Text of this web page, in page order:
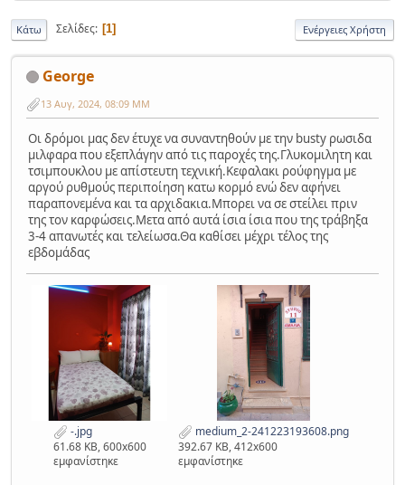
Κάτω Σελίδες 1 Ενέργειες Χρήστη
George
13 Αυγ, 2024, 08:09 ΜΜ
Οι δρόμοι μας δεν έτυχε να συναντηθούν με την busty ρωσιδα
μιλφαρα που εξεπλάγην από τις παροχές της.Γλυκομιλητη και
τσιμπουκλου με απίστευτη τεχνική.Κεφαλακι ρούφηγμα με
αργού ρυθμούς περιποίηση κατω κορμό ενώ δεν αφήνει
παραπονεμένα και τα αρχιδακια.Μπορει να σε στείλει πριν
της τον καρφώσεις.Μετα από αυτά ίσια ίσια που της τράβηξα
3-4 απανωτές και τελείωσα.Θα καθίσει μέχρι τέλος της
εβδομάδας
-.jpg
61.68 KB, 600x600
εμφανίστηκε
medium_2-241223193608.png
392.67 KB, 412x600
εμφανίστηκε